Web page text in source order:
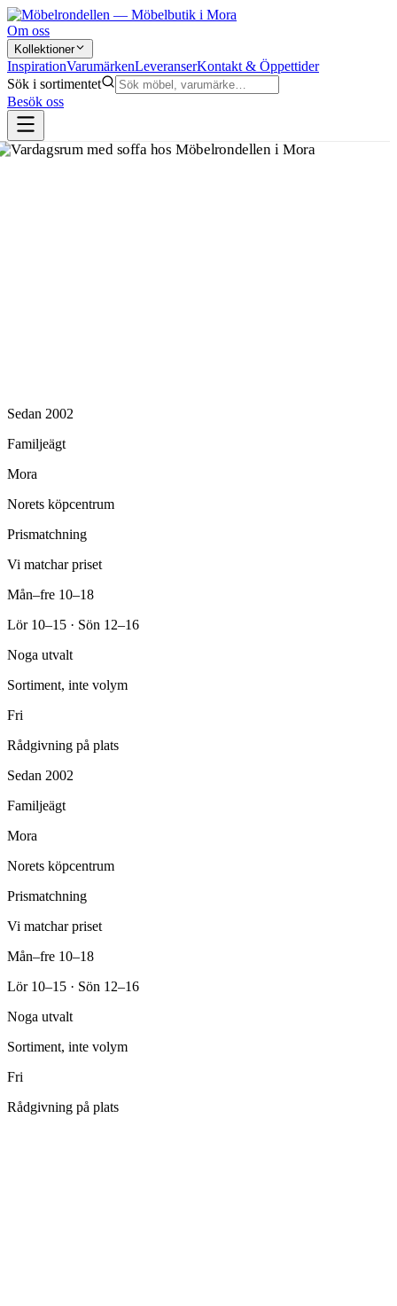
Om oss
Kollektioner
InspirationVarumärkenLeveranserKontakt & Öppettider
Sök i sortimentet
Besök oss
Sedan 2002
Familjeägt
Mora
Norets köpcentrum
Prismatchning
Vi matchar priset
Mån–fre 10–18
Lör 10–15 · Sön 12–16
Noga utvalt
Sortiment, inte volym
Fri
Rådgivning på plats
Sedan 2002
Familjeägt
Mora
Norets köpcentrum
Prismatchning
Vi matchar priset
Mån–fre 10–18
Lör 10–15 · Sön 12–16
Noga utvalt
Sortiment, inte volym
Fri
Rådgivning på plats